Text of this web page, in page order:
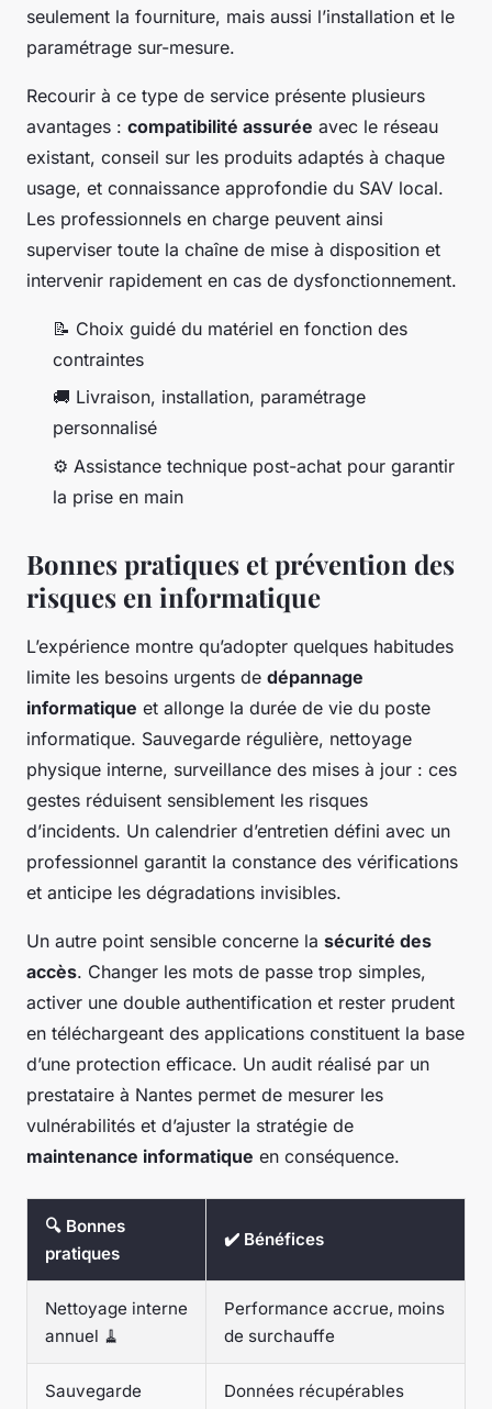
seulement la fourniture, mais aussi l’installation et le
paramétrage sur-mesure.
Recourir à ce type de service présente plusieurs
avantages : compatibilité assurée avec le réseau
existant, conseil sur les produits adaptés à chaque
usage, et connaissance approfondie du SAV local.
Les professionnels en charge peuvent ainsi
superviser toute la chaîne de mise à disposition et
intervenir rapidement en cas de dysfonctionnement.
📝 Choix guidé du matériel en fonction des
contraintes
🚚 Livraison, installation, paramétrage
personnalisé
⚙️ Assistance technique post-achat pour garantir
la prise en main
Bonnes pratiques et prévention des
risques en informatique
L’expérience montre qu’adopter quelques habitudes
limite les besoins urgents de dépannage
informatique et allonge la durée de vie du poste
informatique. Sauvegarde régulière, nettoyage
physique interne, surveillance des mises à jour : ces
gestes réduisent sensiblement les risques
d’incidents. Un calendrier d’entretien défini avec un
professionnel garantit la constance des vérifications
et anticipe les dégradations invisibles.
Un autre point sensible concerne la sécurité des
accès. Changer les mots de passe trop simples,
activer une double authentification et rester prudent
en téléchargeant des applications constituent la base
d’une protection efficace. Un audit réalisé par un
prestataire à Nantes permet de mesurer les
vulnérabilités et d’ajuster la stratégie de
maintenance informatique en conséquence.
🔍 Bonnes
pratiques
✔️ Bénéfices
Nettoyage interne
annuel 🧹
Performance accrue, moins
de surchauffe
Sauvegarde
Données récupérables